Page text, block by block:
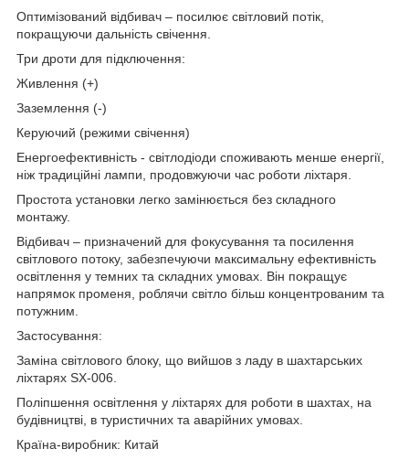
Оптимізований відбивач – посилює світловий потік,
покращуючи дальність свічення.
Три дроти для підключення:
Живлення (+)
Заземлення (-)
Керуючий (режими свічення)
Енергоефективність - світлодіоди споживають менше енергії,
ніж традиційні лампи, продовжуючи час роботи ліхтаря.
Простота установки легко замінюється без складного
монтажу.
Відбивач – призначений для фокусування та посилення
світлового потоку, забезпечуючи максимальну ефективність
освітлення у темних та складних умовах. Він покращує
напрямок променя, роблячи світло більш концентрованим та
потужним.
Застосування:
Заміна світлового блоку, що вийшов з ладу в шахтарських
ліхтарях SX-006.
Поліпшення освітлення у ліхтарях для роботи в шахтах, на
будівництві, в туристичних та аварійних умовах.
Країна-виробник: Китай